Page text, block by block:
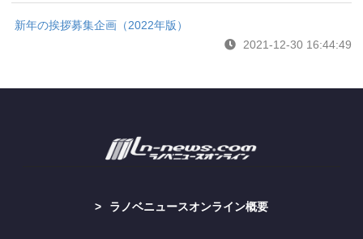
新年の挨拶募集企画（2022年版）
2021-12-30 16:44:49
ラノベニュースオンライン概要